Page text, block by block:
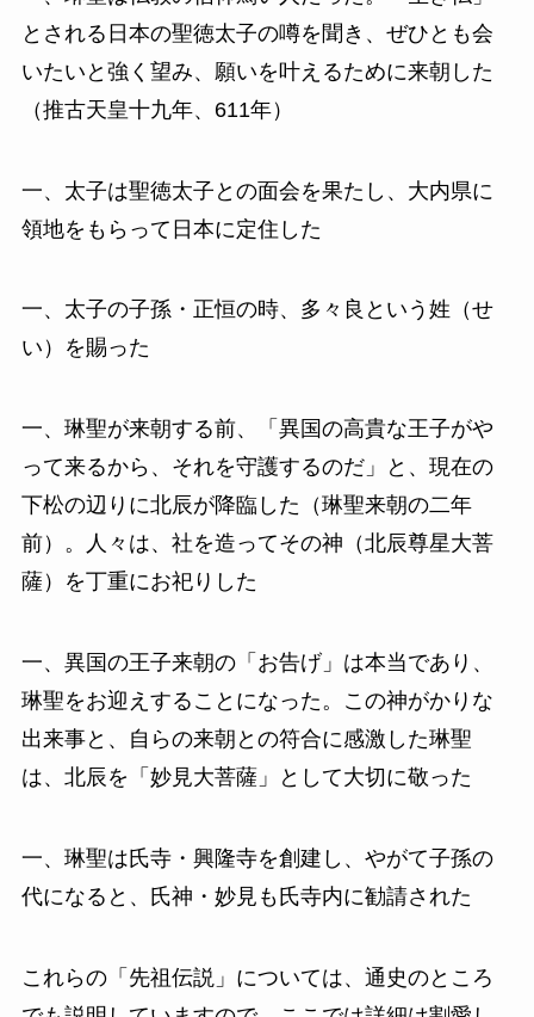
とされる日本の聖徳太子の噂を聞き、ぜひとも会
いたいと強く望み、願いを叶えるために来朝した
（推古天皇十九年、611年）
一、太子は聖徳太子との面会を果たし、大内県に
領地をもらって日本に定住した
一、太子の子孫・正恒の時、多々良という姓（せ
い）を賜った
一、琳聖が来朝する前、「異国の高貴な王子がや
って来るから、それを守護するのだ」と、現在の
下松の辺りに北辰が降臨した（琳聖来朝の二年
前）。人々は、社を造ってその神（北辰尊星大菩
薩）を丁重にお祀りした
一、異国の王子来朝の「お告げ」は本当であり、
琳聖をお迎えすることになった。この神がかりな
出来事と、自らの来朝との符合に感激した琳聖
は、北辰を「妙見大菩薩」として大切に敬った
一、琳聖は氏寺・興隆寺を創建し、やがて子孫の
代になると、氏神・妙見も氏寺内に勧請された
これらの「先祖伝説」については、通史のところ